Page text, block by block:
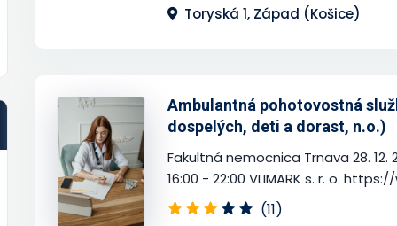
Toryská 1, Západ (Košice)
Ambulantná pohotovostná
dospelých, deti a dorast, n.o.)
Fakultná nemocnica Trnava 28. 12.
16:00 - 22:00 VLIMARK s. r. o.
(11)